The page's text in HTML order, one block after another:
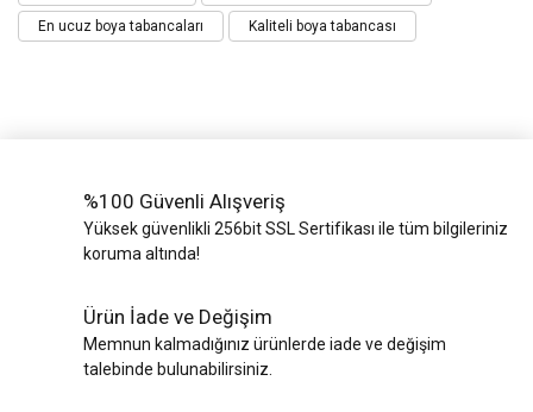
En ucuz boya tabancaları Kaliteli boya tabancası
%100 Güvenli Alışveriş
Yüksek güvenlikli 256bit SSL Sertifikası ile tüm bilgileriniz
koruma altında!
Ürün İade ve Değişim
Memnun kalmadığınız ürünlerde iade ve değişim
talebinde bulunabilirsiniz.